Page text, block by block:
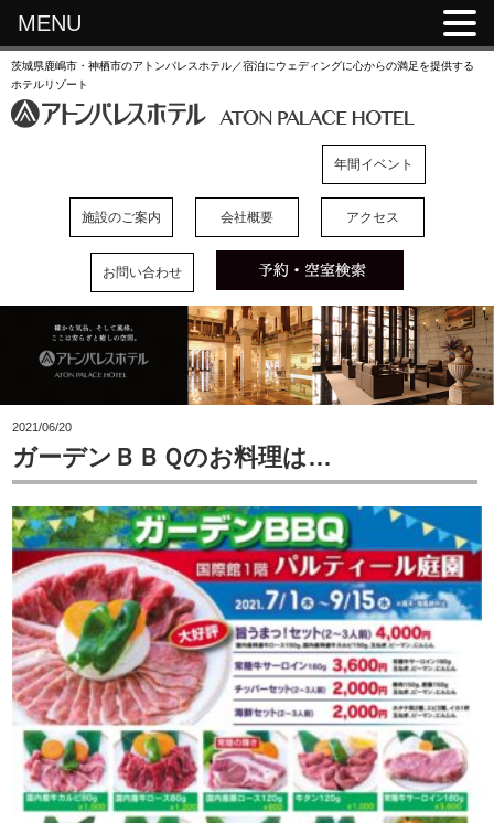
茨城県鹿嶋市・神栖市のアトンパレスホテル／宿泊にウェディングに心からの満足を提供する
ホテルリゾート
年間イベント
施設のご案内 会社概要 アクセス
お問い合わせ
2021/06/20
ガーデンＢＢＱのお料理は…
MENU